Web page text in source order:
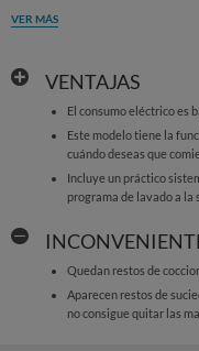
VER MÁS
VENTAJAS
El consumo eléctrico es
Este modelo tiene la
cuándo deseas que
Incluye un práctico
programa de lavado a la
Quedan restos de
Aparecen restos de
no consigue quitar las